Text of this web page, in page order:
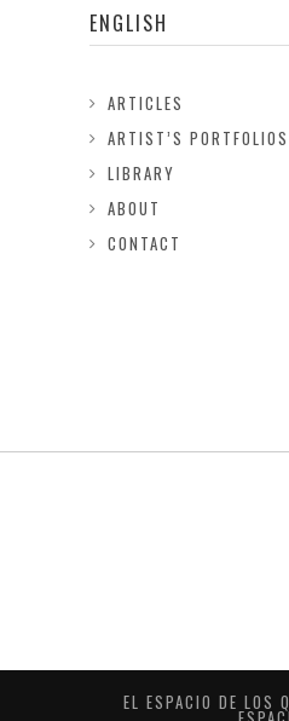
ENGLISH
ARTICLES
ARTIST’S PORTFOLIOS
LIBRARY
ABOUT
CONTACT
EL ESPACIO DE LOS